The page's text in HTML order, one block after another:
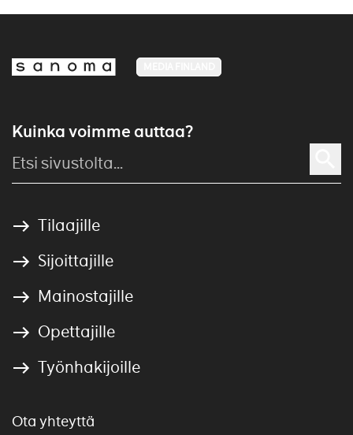
Kuinka voimme auttaa?
Tilaajille
Sijoittajille
Mainostajille
Opettajille
Työnhakijoille
Ota yhteyttä